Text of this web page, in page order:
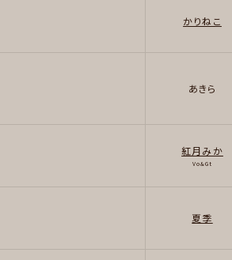
かりねこ
あきら
紅月みか
Vo&Gt
夏季